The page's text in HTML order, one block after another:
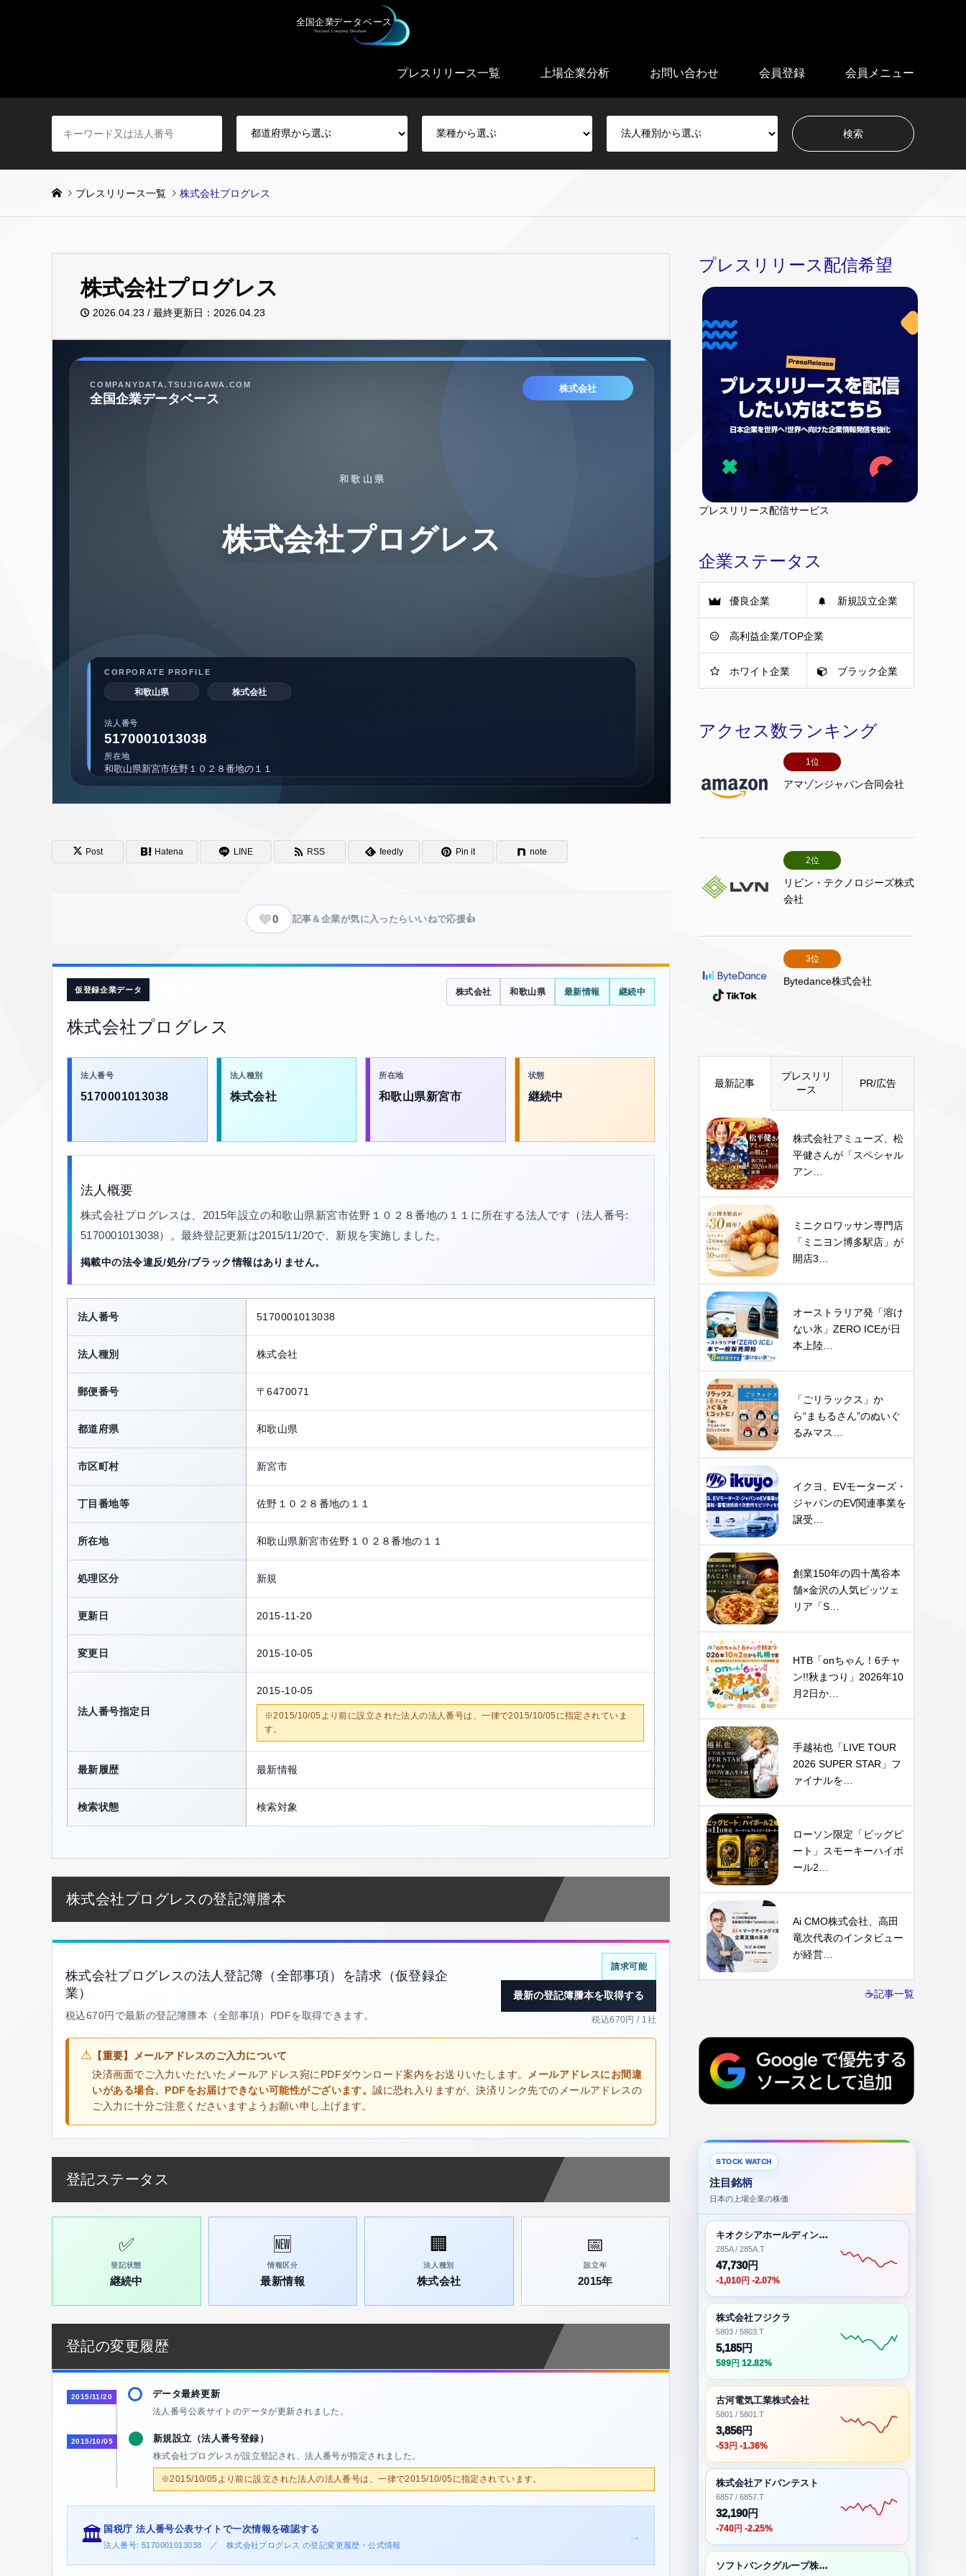
プレスリリース一覧 上場企業分析 お問い合わせ 会員登録 会員メニュー
プレスリリース一覧 株式会社プログレス
株式会社プログレス
2026.04.23 / 最終更新日：2026.04.23
Post Hatena LINE RSS feedly Pin it note
0 記事＆企業が気に入ったらいいねで応援👍
仮登録企業データ
株式会社プログレス
株式会社 和歌山県 最新情報 継続中
法人番号
5170001013038
法人種別
株式会社
所在地
和歌山県新宮市
状態
継続中
法人概要
株式会社プログレスは、2015年設立の和歌山県新宮市佐野１０２８番地の１１に所在する法人です（法人番号:
5170001013038）。最終登記更新は2015/11/20で、新規を実施しました。
掲載中の法令違反/処分/ブラック情報はありません。
法人番号 5170001013038
法人種別 株式会社
郵便番号 〒6470071
都道府県 和歌山県
市区町村 新宮市
丁目番地等 佐野１０２８番地の１１
所在地 和歌山県新宮市佐野１０２８番地の１１
処理区分 新規
更新日 2015-11-20
変更日 2015-10-05
法人番号指定日
2015-10-05
※2015/10/05より前に設立された法人の法人番号は、一律で2015/10/05に指定されていま
す。
最新履歴 最新情報
検索状態 検索対象
株式会社プログレスの登記簿謄本
株式会社プログレスの法人登記簿（全部事項）を請求（仮登録企
業）
税込670円で最新の登記簿謄本（全部事項）PDFを取得できます。
請求可能
最新の登記簿謄本を取得する
税込670円 / 1社
⚠ 【重要】メールアドレスのご入力について
決済画面でご入力いただいたメールアドレス宛にPDFダウンロード案内をお送りいたします。 メールアドレスにお間違
いがある場合、PDFをお届けできない可能性がございます。誠に恐れ入りますが、決済リンク先でのメールアドレスの
ご入力に十分ご注意くださいますようお願い申し上げます。
登記ステータス
✅
登記状態
継続中
🆕
情報区分
最新情報
🏢
法人種別
株式会社
📅
設立年
2015年
登記の変更履歴
2015/11/20 データ最終更新
法人番号公表サイトのデータが更新されました。
2015/10/05 新規設立（法人番号登録）
株式会社プログレスが設立登記され、法人番号が指定されました。
※2015/10/05より前に設立された法人の法人番号は、一律で2015/10/05に指定されています。
🏛️ 国税庁 法人番号公表サイトで一次情報を確認する
法人番号: 5170001013038 ／ 株式会社プログレス の登記変更履歴・公式情報
→
プレスリリース配信希望
プレスリリース配信サービス
企業ステータス
優良企業 新規設立企業
高利益企業/TOP企業
ホワイト企業 ブラック企業
アクセス数ランキング
1位
アマゾンジャパン合同会社
2位
リビン・テクノロジーズ株式
会社
3位
Bytedance株式会社
最新記事
プレスリリ
ース
PR/広告
株式会社アミューズ、松
平健さんが「スペシャル
アン…
ミニクロワッサン専門店
「ミニヨン博多駅店」が
開店3…
オーストラリア発「溶け
ない氷」ZERO ICEが日
本上陸…
「ごリラックス」か
ら“まもるさん”のぬいぐ
るみマス…
イクヨ、EVモーターズ・
ジャパンのEV関連事業を
譲受…
創業150年の四十萬谷本
舗×金沢の人気ピッツェ
リア「S…
HTB「onちゃん！6チャ
ン!!秋まつり」2026年10
月2日か…
手越祐也「LIVE TOUR
2026 SUPER STAR」フ
ァイナルを…
ローソン限定「ビッグピ
ート」スモーキーハイボ
ール2…
Ai CMO株式会社、高田
竜次代表のインタビュー
が経営…
☕記事一覧
STOCK WATCH
注目銘柄
日本の上場企業の株価
キオクシアホールディングス株式会社
285A / 285A.T
47,730円
-1,010円 -2.07%
株式会社フジクラ
5803 / 5803.T
5,185円
589円 12.82%
古河電気工業株式会社
5801 / 5801.T
3,856円
-53円 -1.36%
株式会社アドバンテスト
6857 / 6857.T
32,190円
-740円 -2.25%
ソフトバンクグループ株式会社